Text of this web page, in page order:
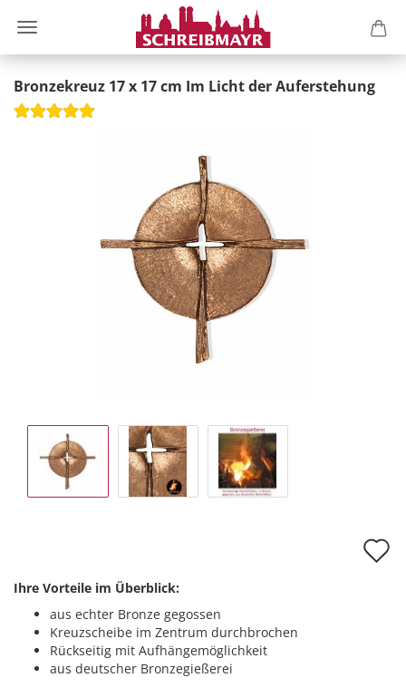
Bronzekreuz 17 x 17 cm Im Licht der Auferstehung
Ihre Vorteile im Überblick:
aus echter Bronze gegossen
Kreuzscheibe im Zentrum durchbrochen
Rückseitig mit Aufhängemöglichkeit
aus deutscher Bronzegießerei